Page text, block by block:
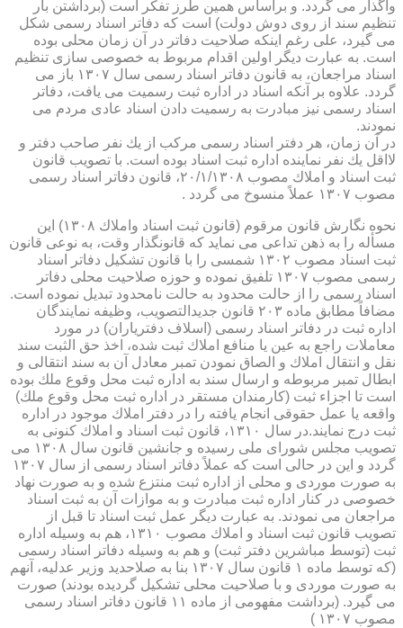
واگذار می گردد. و براساس همین طرز تفكر است (برداشتن بار
تنظیم سند از روی دوش دولت) است كه دفاتر اسناد رسمی شكل
می گیرد، علی رغم اینكه صلاحیت دفاتر در آن زمان محلی بوده
است. به عبارت دیگر اولین اقدام مربوط به خصوصی سازی تنظیم
اسناد مراجعان، به قانون دفاتر اسناد رسمی سال ۱۳۰۷ باز می
گردد. علاوه بر آنكه اسناد در اداره ثبت رسمیت می یافت، دفاتر
اسناد رسمی نیز مبادرت به رسمیت دادن اسناد عادی مردم می
نمودند.
در آن زمان، هر دفتر اسناد رسمی مركب از یك نفر صاحب دفتر و
لااقل یك نفر نماینده اداره ثبت اسناد بوده است. با تصویب قانون
ثبت اسناد و املاك مصوب ۲۰/۱/۱۳۰۸، قانون دفاتر اسناد رسمی
مصوب ۱۳۰۷ عملاً منسوخ می گردد .
نحوه نگارش قانون مرقوم (قانون ثبت اسناد واملاك ۱۳۰۸) این
مسأله را به ذهن تداعی می نماید كه قانونگذار وقت، به نوعی قانون
ثبت اسناد مصوب ۱۳۰۲ شمسی را با قانون تشكیل دفاتر اسناد
رسمی مصوب ۱۳۰۷ تلفیق نموده و حوزه صلاحیت محلی دفاتر
اسناد رسمی را از حالت محدود به حالت نامحدود تبدیل نموده است.
مضافاً مطابق ماده ۲۰۳ قانون جدیدالتصویب، وظیفه نمایندگان
اداره ثبت در دفاتر اسناد رسمی (اسلاف دفتریاران) در مورد
معاملات راجع به عین یا منافع املاك ثبت شده، اخذ حق الثبت سند
نقل و انتقال املاك و الصاق نمودن تمبر معادل آن به سند انتقالی و
ابطال تمبر مربوطه و ارسال سند به اداره ثبت محل وقوع ملك بوده
است تا اجزاء ثبت (كارمندان مستقر در اداره ثبت محل وقوع ملك)
واقعه یا عمل حقوقی انجام یافته را در دفتر املاك موجود در اداره
ثبت درج نمایند.در سال ۱۳۱۰، قانون ثبت اسناد و املاك كنونی به
تصویب مجلس شورای ملی رسیده و جانشین قانون سال ۱۳۰۸ می
گردد و این در حالی است كه عملاً دفاتر اسناد رسمی از سال ۱۳۰۷
به صورت موردی و محلی از اداره ثبت منتزع شده و به صورت نهاد
خصوصی در كنار اداره ثبت مبادرت و به موازات آن به ثبت اسناد
مراجعان می نمودند. به عبارت دیگر عمل ثبت اسناد تا قبل از
تصویب قانون ثبت اسناد و املاك مصوب ۱۳۱۰، هم به وسیله اداره
ثبت (توسط مباشرین دفتر ثبت) و هم به وسیله دفاتر اسناد رسمی
(كه توسط ماده ۱ قانون سال ۱۳۰۷ بنا به صلاحدید وزیر عدلیه، آنهم
به صورت موردی و با صلاحیت محلی تشكیل گردیده بودند) صورت
می گیرد. (برداشت مفهومی از ماده ۱۱ قانون دفاتر اسناد رسمی
مصوب ۱۳۰۷ )